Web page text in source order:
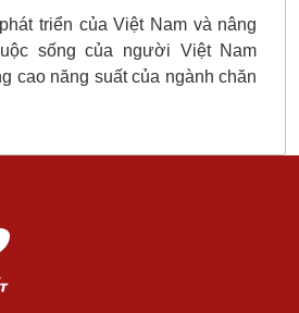
triển của Việt Nam và nâng
sống của người Việt Nam
cao năng suất của ngành chăn